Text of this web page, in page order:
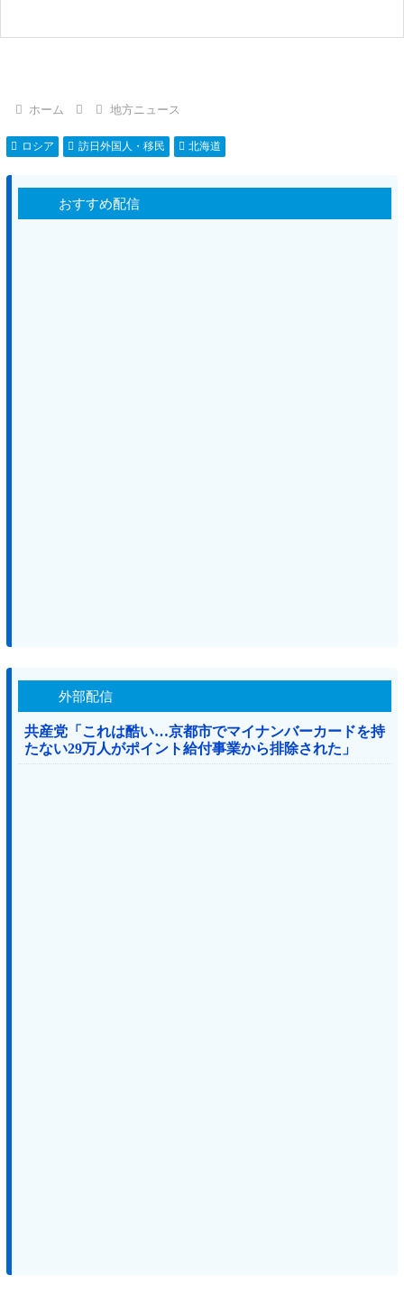
ホーム 地方ニュース
ロシア 訪日外国人・移民 北海道
おすすめ配信
外部配信
共産党「これは酷い…京都市でマイナンバーカードを持
たない29万人がポイント給付事業から排除された」